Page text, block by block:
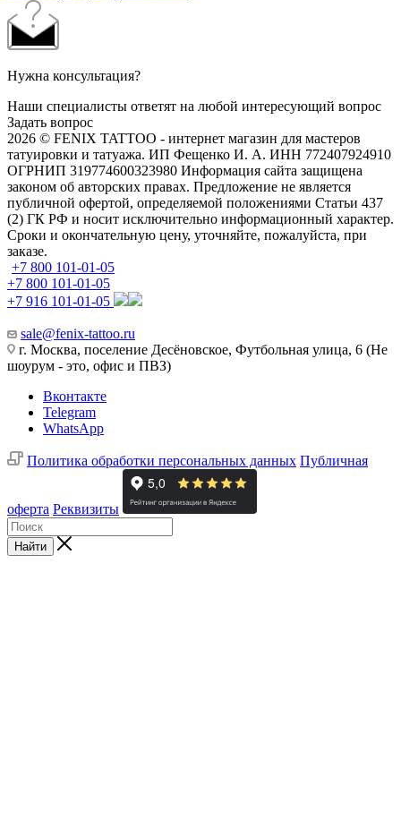
Нужна консультация?
Наши специалисты ответят на любой интересующий вопрос
Задать вопрос
2026 © FENIX TATTOO - интернет магазин для мастеров
татуировки и татуажа. ИП Фещенко И. А. ИНН 772407924910
ОГРНИП 319774600323980 Информация сайта защищена
законом об авторских правах. Предложение не является
публичной офертой, определяемой положениями Статьи 437
(2) ГК РФ и носит исключительно информационный характер.
Сроки и окончательную цену, уточняйте, пожалуйста, при
заказе.
+7 800 101-01-05
+7 800 101-01-05
+7 916 101-01-05
sale@fenix-tattoo.ru
г. Москва, поселение Десёновское, Футбольная улица, 6 (Не
шоурум - это, офис и ПВЗ)
Вконтакте
Telegram
WhatsApp
Политика обработки персональных данных Публичная
оферта Реквизиты
Найти